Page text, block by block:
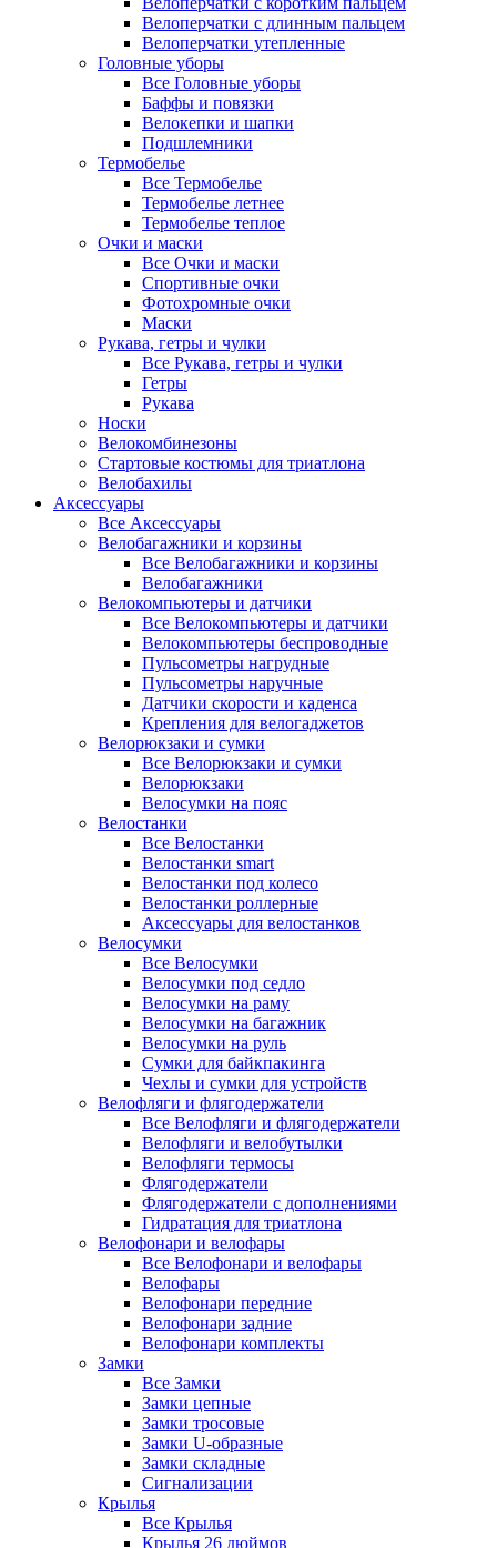
Велоперчатки с длинным пальцем
Велоперчатки утепленные
Головные уборы
Все Головные уборы
Баффы и повязки
Велокепки и шапки
Подшлемники
Термобелье
Все Термобелье
Термобелье летнее
Термобелье теплое
Очки и маски
Все Очки и маски
Спортивные очки
Фотохромные очки
Маски
Рукава, гетры и чулки
Все Рукава, гетры и чулки
Гетры
Рукава
Носки
Велокомбинезоны
Стартовые костюмы для триатлона
Велобахилы
Аксессуары
Все Аксессуары
Велобагажники и корзины
Все Велобагажники и корзины
Велобагажники
Велокомпьютеры и датчики
Все Велокомпьютеры и датчики
Велокомпьютеры беспроводные
Пульсометры нагрудные
Пульсометры наручные
Датчики скорости и каденса
Крепления для велогаджетов
Велорюкзаки и сумки
Все Велорюкзаки и сумки
Велорюкзаки
Велосумки на пояс
Велостанки
Все Велостанки
Велостанки smart
Велостанки под колесо
Велостанки роллерные
Аксессуары для велостанков
Велосумки
Все Велосумки
Велосумки под седло
Велосумки на раму
Велосумки на багажник
Велосумки на руль
Сумки для байкпакинга
Чехлы и сумки для устройств
Велофляги и флягодержатели
Все Велофляги и флягодержатели
Велофляги и велобутылки
Велофляги термосы
Флягодержатели
Флягодержатели с дополнениями
Гидратация для триатлона
Велофонари и велофары
Все Велофонари и велофары
Велофары
Велофонари передние
Велофонари задние
Велофонари комплекты
Замки
Все Замки
Замки цепные
Замки тросовые
Замки U-образные
Замки складные
Сигнализации
Крылья
Все Крылья
Крылья 26 дюймов